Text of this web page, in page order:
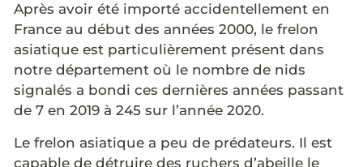
Après avoir été importé accidentellement en
France au début des années 2000, le frelon
asiatique est particulièrement présent dans
notre département où le nombre de nids
signalés a bondi ces dernières années passant
de 7 en 2019 à 245 sur l’année 2020.
Le frelon asiatique a peu de prédateurs. Il est
capable de détruire des ruchers d’abeille le